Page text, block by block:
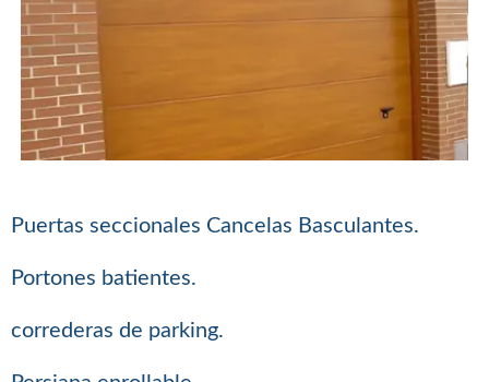
Puertas seccionales Cancelas Basculantes.
Portones batientes.
correderas de parking.